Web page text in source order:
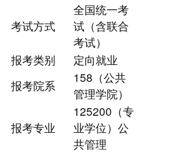
考试方式
全国统一考
试（含联合
考试）
报考类别
定向就业
报考院系
158（公共
管理学院）
报考专业
125200（专
业学位）公
共管理